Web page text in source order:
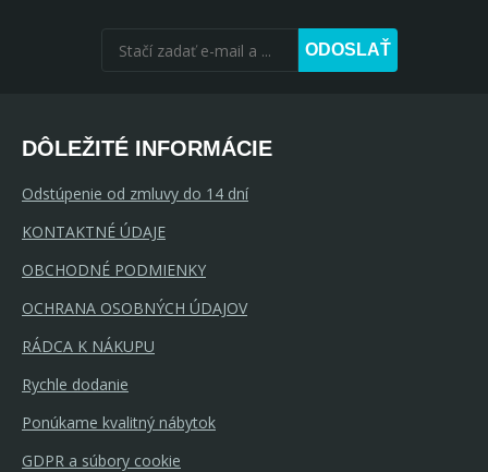
ODOSLAŤ
DÔLEŽITÉ INFORMÁCIE
Odstúpenie od zmluvy do 14 dní
KONTAKTNÉ ÚDAJE
OBCHODNÉ PODMIENKY
OCHRANA OSOBNÝCH ÚDAJOV
RÁDCA K NÁKUPU
Rychle dodanie
Ponúkame kvalitný nábytok
GDPR a súbory cookie